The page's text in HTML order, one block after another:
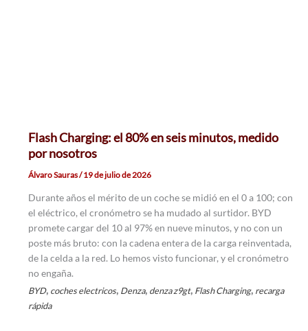
Flash Charging: el 80% en seis minutos, medido
por nosotros
Álvaro Sauras/19 de julio de 2026
Durante años el mérito de un coche se midió en el 0 a 100; con
el eléctrico, el cronómetro se ha mudado al surtidor. BYD
promete cargar del 10 al 97% en nueve minutos, y no con un
poste más bruto: con la cadena entera de la carga reinventada,
de la celda a la red. Lo hemos visto funcionar, y el cronómetro
no engaña.
BYD, coches electricos, Denza, denza z9gt, Flash Charging, recarga
rápida